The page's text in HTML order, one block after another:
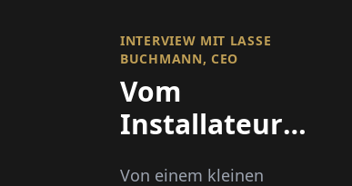
INTERVIEW MIT LASSE
BUCHMANN, CEO
Vom
Installateur
Von einem kleinen